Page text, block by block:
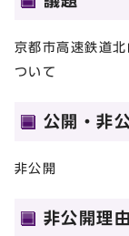
京都市高速鉄道
ついて
公開・非
非公開
非公開理由